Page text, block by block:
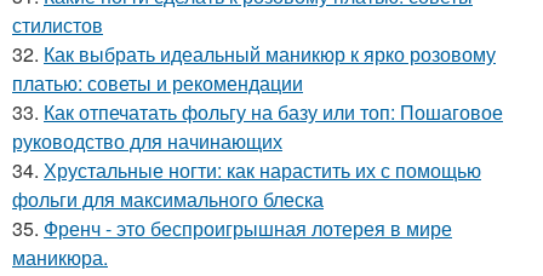
стилистов
32. Как выбрать идеальный маникюр к ярко розовому
платью: советы и рекомендации
33. Как отпечатать фольгу на базу или топ: Пошаговое
руководство для начинающих
34. Хрустальные ногти: как нарастить их с помощью
фольги для максимального блеска
35. Френч - это беспроигрышная лотерея в мире
маникюра.